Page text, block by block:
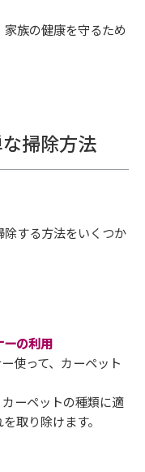
族の健康を守るため
掃除方法
する方法をいくつか
ーの利用
使って、カーペット
ーペットの種類に適
取り除けます。